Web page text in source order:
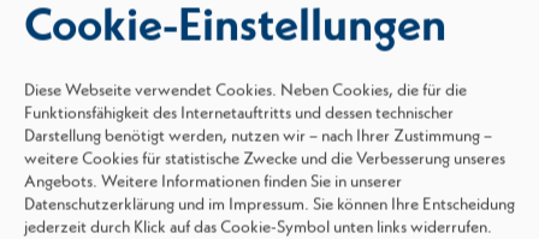
Cookie-Einstellungen
Diese Webseite verwendet Cookies. Neben Cookies, die für die
Funktionsfähigkeit des Internetauftritts und dessen technischer
Darstellung benötigt werden, nutzen wir – nach Ihrer Zustimmung –
weitere Cookies für statistische Zwecke und die Verbesserung unseres
Angebots. Weitere Informationen finden Sie in unserer
Datenschutzerklärung und im Impressum. Sie können Ihre Entscheidung
jederzeit durch Klick auf das Cookie-Symbol unten links widerrufen.